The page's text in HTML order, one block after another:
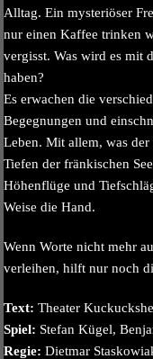
Alltag. Ein mysteriöser
nur einen Kaffee trinken
vergisst. Was wird es mit
haben?
Es erwachen die
Begegnungen und
Leben. Mit allem, was
Tiefen der fränkischen
Höhenflüge und
Weise die Hand.
Wenn Worte nicht mehr
verleihen, hilft nur noch
Text: Theater
Spiel: Stefan Kügel,
Regie: Dietmar